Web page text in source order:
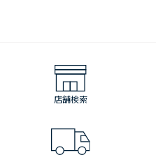
店舗検索